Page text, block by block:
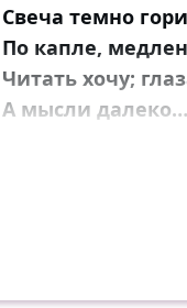
Свеча темно
По капле,
Читать хочу;
А мысли
Беру перо,
Стих вяло